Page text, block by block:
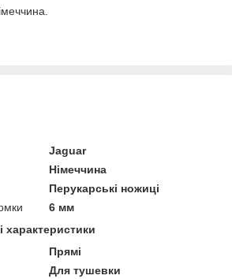
Jaguar
Німеччина
Перукарські ножиці
6 мм
характеристики
Прямі
Для тушевки